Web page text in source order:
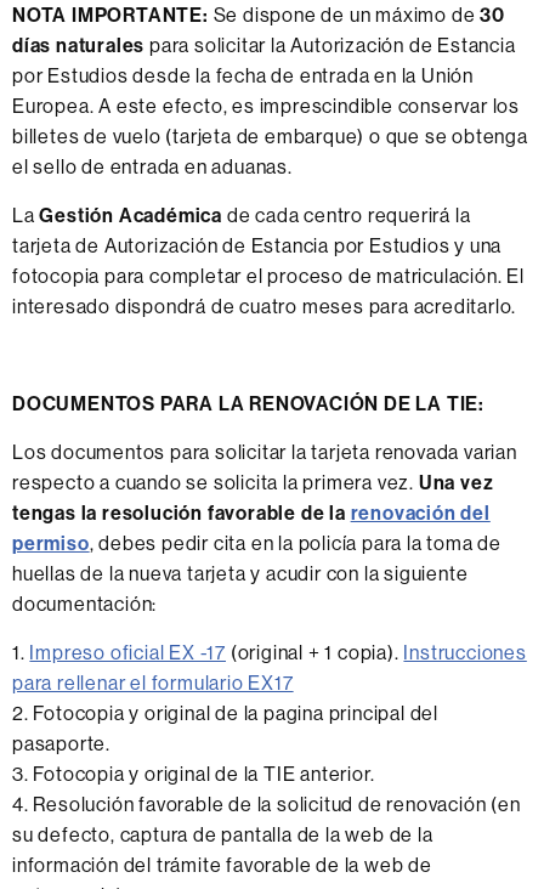
NOTA IMPORTANTE: Se dispone de un máximo de30
días naturales para solicitar la Autorización de Estancia
por Estudios desde la fecha de entrada en la Unión
Europea. A este efecto, es imprescindible conservar los
billetes de vuelo (tarjeta de embarque) o que se obtenga
el sello de entrada en aduanas.
LaGestión Académica de cada centro requerirá la
tarjeta de Autorización de Estancia por Estudios y una
fotocopia para completar el proceso de matriculación. El
interesado dispondrá de cuatro meses para acreditarlo.
DOCUMENTOS PARA LA RENOVACIÓN DE LA TIE:
Los documentos para solicitar la tarjeta renovada varian
respecto a cuando se solicita la primera vez. Una vez
tengas la resolución favorable de la renovación del
permiso, debes pedir cita en la policía para la toma de
huellas de la nueva tarjeta y acudir con la siguiente
documentación:
1. Impreso oficial EX -17 (original + 1 copia). Instrucciones
para rellenar el formulario EX17
2. Fotocopia y original de la pagina principal del
pasaporte.
3. Fotocopia y original de la TIE anterior.
4. Resolución favorable de la solicitud de renovación (en
su defecto, captura de pantalla de la web de la
información del trámite favorable de la web de